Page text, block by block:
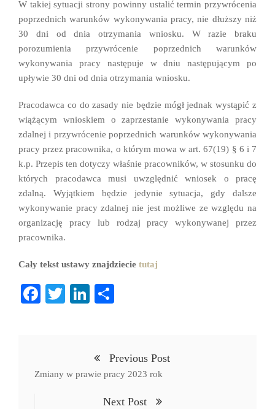
W takiej sytuacji strony powinny ustalić termin przywrócenia
poprzednich warunków wykonywania pracy, nie dłuższy niż
30 dni od dnia otrzymania wniosku. W razie braku
porozumienia przywrócenie poprzednich warunków
wykonywania pracy następuje w dniu następującym po
upływie 30 dni od dnia otrzymania wniosku.
Pracodawca co do zasady nie będzie mógł jednak wystąpić z
wiążącym wnioskiem o zaprzestanie wykonywania pracy
zdalnej i przywrócenie poprzednich warunków wykonywania
pracy przez pracownika, o którym mowa w art. 67(19) § 6 i 7
k.p. Przepis ten dotyczy właśnie pracowników, w stosunku do
których pracodawca musi uwzględnić wniosek o pracę
zdalną. Wyjątkiem będzie jedynie sytuacja, gdy dalsze
wykonywanie pracy zdalnej nie jest możliwe ze względu na
organizację pracy lub rodzaj pracy wykonywanej przez
pracownika.
Cały tekst ustawy znajdziecie tutaj
Fa
T
Li
In
Previous Post
Zmiany w prawie pracy 2023 rok
Next Post